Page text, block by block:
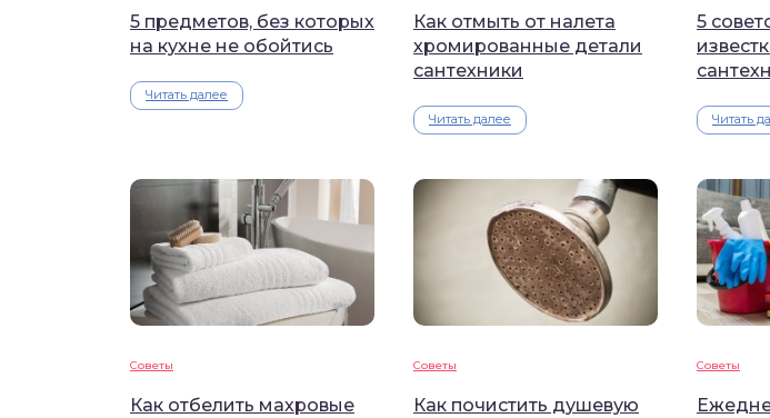
5 предметов, без которых
на кухне не обойтись
Читать далее
Как отмыть от налета
хромированные детали
сантехники
Читать далее
5
Читать
Советы
Как отбелить махровые
Советы
Как почистить душевую
Советы